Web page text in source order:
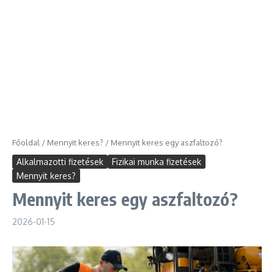
Főoldal / Mennyit keres? / Mennyit keres egy aszfaltozó?
Alkalmazotti fizetések
Fizikai munka fizetések
Mennyit keres?
Mennyit keres egy aszfaltozó?
2026-01-15